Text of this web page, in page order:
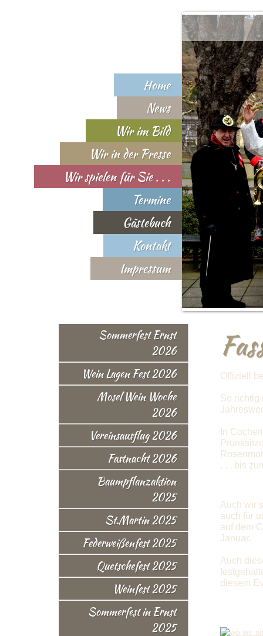
Home
News
Wir im Bild
Wir in der Presse
Wir spielen für Sie . . .
Termine
Gästebuch
Kontakt
Impressum
Sommerfest Ernst
2026
Wein Lagen Fest 2026
Mosel Wein Woche
2026
Vereinsausflug 2026
Fastnacht 2026
Baumpflanzaktion
2025
St.Martin 2025
Federweißenfest 2025
Quetschefest 2025
Weinfest 2025
Sommerfest in Ernst
2025
Offiziell
So richtig
In
. . . bis
Auch wir
auch für
auf dem
Januar.
Auch
diesem